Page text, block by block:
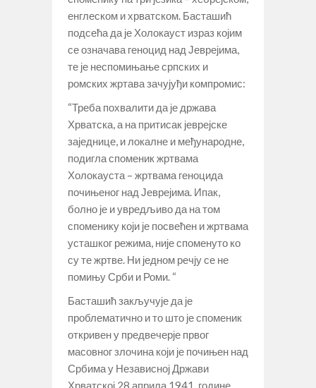
енглеском и хрватском. Басташић
подсећа да је Холокауст израз којим
се означава геноцид над Јеврејима,
те је неспомињање српских и
ромских жртава зачујуђи компромис:
“Треба похвалити да је држава
Хрватска, а на притисак јеврејске
заједнице, и локалне и међународне,
подигла споменик жртвама
Холокауста – жртвама геноцида
почињеног над Јеврејима. Ипак,
болно је и увредљиво да на том
споменику који је посвећен и жртвама
усташког режима, није споменуто ко
су те жртве. Ни једном речју се не
помињу Срби и Роми. “
Басташић закључује да је
проблематично и то што је споменик
откривен у предвечерје првог
масовног злочина који је почињен над
Србима у Независној Држави
Хрватској 28.априла 1941. године.